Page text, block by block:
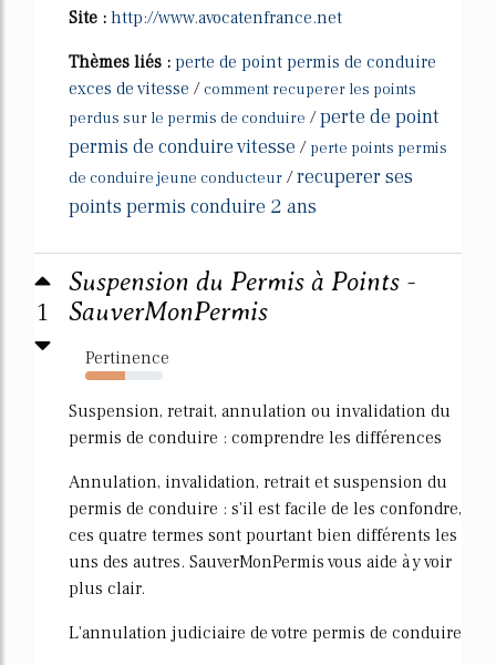
Site : http://www.avocatenfrance.net
Thèmes liés : perte de point permis de conduire
exces de vitesse / comment recuperer les points
perdus sur le permis de conduire /perte de point
permis de conduire vitesse / perte points permis
de conduire jeune conducteur /recuperer ses
points permis conduire 2 ans
1
Suspension du Permis à Points -
SauverMonPermis
Pertinence
51%
Suspension, retrait, annulation ou invalidation du
permis de conduire : comprendre les différences
Annulation, invalidation, retrait et suspension du
permis de conduire : s'il est facile de les confondre,
ces quatre termes sont pourtant bien différents les
uns des autres. SauverMonPermis vous aide à y voir
plus clair.
L'annulation judiciaire de votre permis de conduire